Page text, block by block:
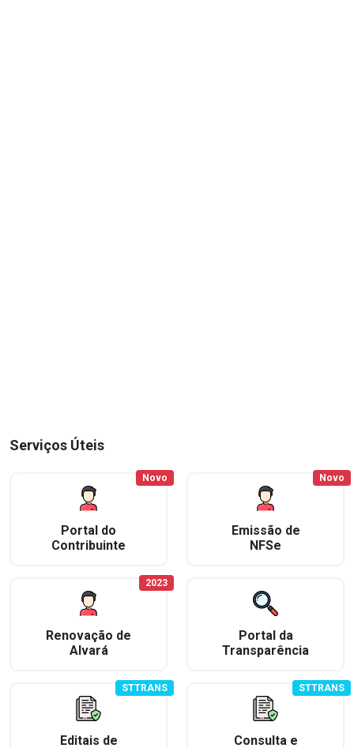
Serviços Úteis
Portal do
Contribuinte
Novo
Emissão de
NFSe
Novo
Renovação de
Alvará
2023
Portal da
Transparência
Editais de
STTRANS
Consulta e
STTRANS